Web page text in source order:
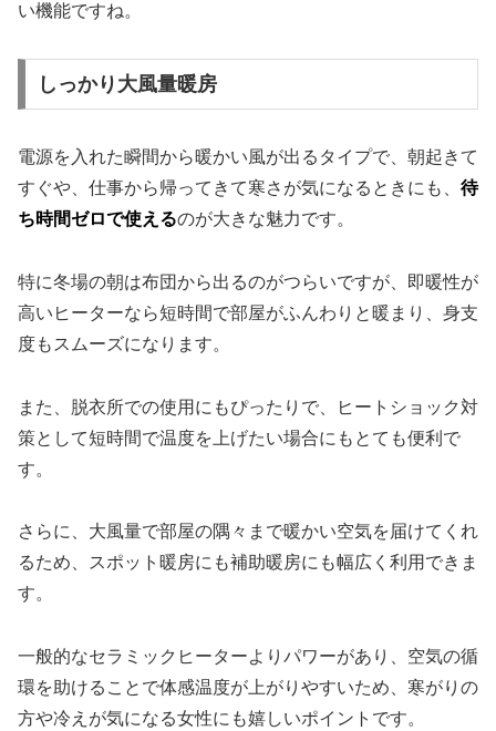
い機能ですね。
しっかり大風量暖房
電源を入れた瞬間から暖かい風が出るタイプで、朝起きて
すぐや、仕事から帰ってきて寒さが気になるときにも、 待
ち時間ゼロで使えるのが大きな魅力です。
特に冬場の朝は布団から出るのがつらいですが、即暖性が
高いヒーターなら短時間で部屋がふんわりと暖まり、身支
度もスムーズになります。
また、脱衣所での使用にもぴったりで、ヒートショック対
策として短時間で温度を上げたい場合にもとても便利で
す。
さらに、大風量で部屋の隅々まで暖かい空気を届けてくれ
るため、スポット暖房にも補助暖房にも幅広く利用できま
す。
一般的なセラミックヒーターよりパワーがあり、空気の循
環を助けることで体感温度が上がりやすいため、寒がりの
方や冷えが気になる女性にも嬉しいポイントです。